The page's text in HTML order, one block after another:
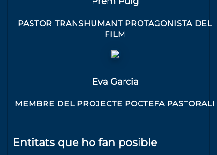
PASTOR TRANSHUMANT PROTAGONISTA DEL
FILM
Eva Garcia
MEMBRE DEL PROJECTE POCTEFA PASTORALI
Entitats que ho fan posible